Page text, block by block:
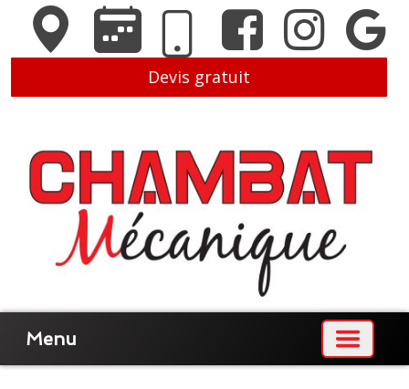
Devis gratuit
Menu